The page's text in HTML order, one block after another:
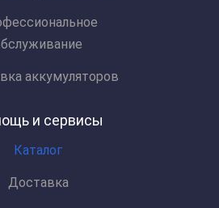
аккумуляторов
и сервисы
Каталог
Доставка